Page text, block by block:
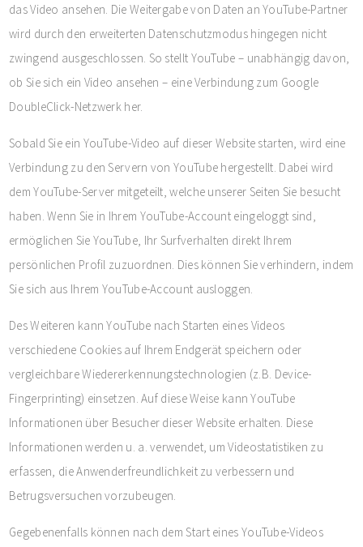
das Video ansehen. Die Weitergabe von Daten an YouTube-Partner
wird durch den erweiterten Datenschutzmodus hingegen nicht
zwingend ausgeschlossen. So stellt YouTube – unabhängig davon,
ob Sie sich ein Video ansehen – eine Verbindung zum Google
DoubleClick-Netzwerk her.
Sobald Sie ein YouTube-Video auf dieser Website starten, wird eine
Verbindung zu den Servern von YouTube hergestellt. Dabei wird
dem YouTube-Server mitgeteilt, welche unserer Seiten Sie besucht
haben. Wenn Sie in Ihrem YouTube-Account eingeloggt sind,
ermöglichen Sie YouTube, Ihr Surfverhalten direkt Ihrem
persönlichen Profil zuzuordnen. Dies können Sie verhindern, indem
Sie sich aus Ihrem YouTube-Account ausloggen.
Des Weiteren kann YouTube nach Starten eines Videos
verschiedene Cookies auf Ihrem Endgerät speichern oder
vergleichbare Wiedererkennungstechnologien (z.B. Device-
Fingerprinting) einsetzen. Auf diese Weise kann YouTube
Informationen über Besucher dieser Website erhalten. Diese
Informationen werden u. a. verwendet, um Videostatistiken zu
erfassen, die Anwenderfreundlichkeit zu verbessern und
Betrugsversuchen vorzubeugen.
Gegebenenfalls können nach dem Start eines YouTube-Videos